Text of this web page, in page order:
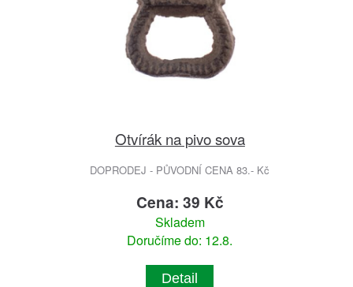
Otvírák na pivo sova
DOPRODEJ - PŮVODNÍ CENA 83.- Kč
Cena: 39 Kč
Skladem
Doručíme do: 12.8.
Detail